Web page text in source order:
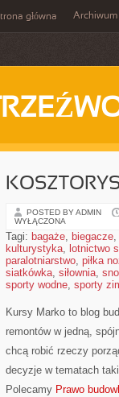
główna Archiwum
POSTED BY ADMIN
WYŁĄCZONA
Tagi: bagaże, biegacze,
kulturystyka, lotnictwo
paralotniarstwo, piłka
siatkówka, siłownia,
sporty wodne, sporty
Kursy Marko to blog
remontów w jedną,
chcą robić rzeczy
decyzje w tematach
Polecamy Prawo